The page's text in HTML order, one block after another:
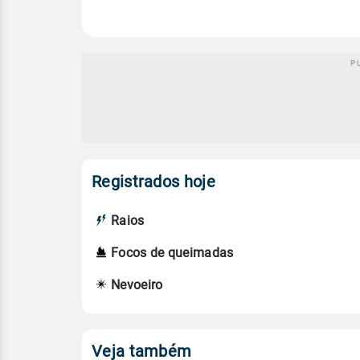
Registrados hoje
Raios
Focos de queimadas
Nevoeiro
Veja também